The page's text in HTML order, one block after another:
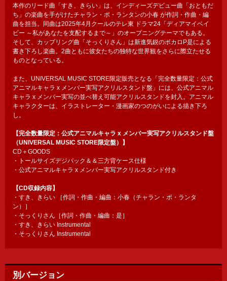
本作のリード曲「すき、きらい」は、インディーズデビュー曲「おともだ
ち」の楽曲を手がけたチャラン・ポ・ランタンの小春 が作詞・作曲・編
曲を担当。同曲は2025年4月クールのテレ東 ドラマ24「ディアマイベイ
ビー ～私があなたを支配するまで～」のオープニングテーマでもある。
そして、カップリング曲「そっくりさん」は新進気鋭のボカロP是による
書き下ろし楽曲。2曲ともに彼女たちの独特な世界観をさらに際立たせる
ものとなっている。
また、UNIVERSAL MUSIC STORE限定販売となる「完全数量限定：公式
アニマルキャラ x メンバー実写アクリルスタンド盤」には、公式アニマル
キャラ x メンバー実写の並べ替え可能アクリルスタンドを封入。アニマル
キャラクターは、イラストレーター・漫画家のつのがいによる描き下ろ
し。
【完全数量限定：公式アニマルキャラ x メンバー実写アクリルスタンド盤
（UNIVERSAL MUSIC STORE限定盤）】
CD＋GOODS
・トールサイズデジパック＆＆三方背ケース仕様
・公式アニマルキャラ x メンバー実写アクリルスタンド付き
【CD収録内容】
・すき、きらい ［作詞・作曲・編曲：小春（チャラン・ポ・ランタ
ン）］
・そっくりさん［作詞・作曲・編曲：是］
・すき、きらい Instrumental
・そっくりさん Instrumental
別バージョン